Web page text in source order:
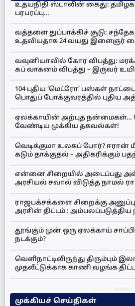
உதயநிதி ஸ்டாலின் கைது:
பரபரப்பு…
வத்தளை துப்பாக்கிச் சூடு:
உதவியதாக 24 வயது இளைஞர்
வவுனியாவில் கோர விபத்து:
கப் வாகனம் விபத்து – இருவர்
104 புதிய ‘மெட்ரோ’ பஸ்கள்
பொதுப் போக்குவரத்தில் புதிய
ஏலக்காயின் அற்புத நன்மைகள்…
வேண்டிய முக்கிய தகவல்கள்!
வெடிக்குமா உலகப் போர்? ஈரான்
கடும் தாக்குதல் – அதிகரிக்கும்
என்னை சிறையில் அடைப்பது
அரசியல் சவால் விடுத்த நாமல்
ராஜபக்சக்களை சிறைக்கு
அரசின் திட்டம் : அம்பலப்படுத்திய
தூங்கும் முன் ஒரு ஏலக்காய்
நடக்கும்?
வெளிநாட்டிலிருந்து திரும்பும்
முதலீட்டுக்காக காணி வழங்க
முக்கியச் செய்திகள்